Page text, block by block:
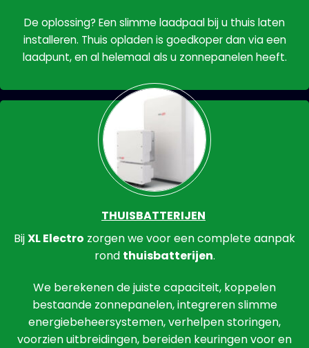
De oplossing? Een slimme laadpaal bij u thuis laten
installeren. Thuis opladen is goedkoper dan via een
laadpunt, en al helemaal als u zonnepanelen heeft.
THUISBATTERIJEN
BijXL Electro zorgen we voor een complete aanpak
rond thuisbatterijen.
We berekenen de juiste capaciteit, koppelen
bestaande zonnepanelen, integreren slimme
energiebeheersystemen, verhelpen storingen,
voorzien uitbreidingen, bereiden keuringen voor en